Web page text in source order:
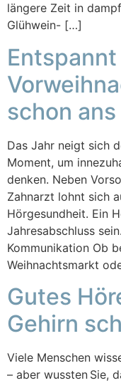
längere Zeit in
Glühwein- […]
schon
Das Jahr neigt sich
Moment, um
denken. Neben
Zahnarzt lohnt sich
Hörgesundheit. Ein
Jahresabschluss
Kommunikation Ob
Weihnachtsmarkt
Gutes
Gehirn
Viele Menschen
– aber wussten Sie,